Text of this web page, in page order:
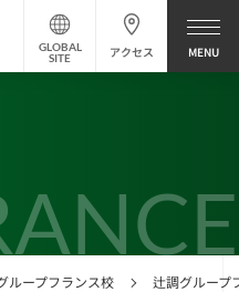
アクセス
GLOBAL
SITE
ループフランス校 辻調グループ